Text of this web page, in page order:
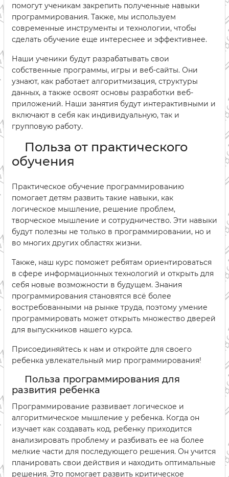
помогут ученикам закрепить полученные навыки
программирования. Также, мы используем
современные инструменты и технологии, чтобы
сделать обучение еще интереснее и эффективнее.
Наши ученики будут разрабатывать свои
собственные программы, игры и веб-сайты. Они
узнают, как работает алгоритмизация, структуры
данных, а также освоят основы разработки веб-
приложений. Наши занятия будут интерактивными и
включают в себя как индивидуальную, так и
групповую работу.
Польза от практического
обучения
Практическое обучение программированию
помогает детям развить такие навыки, как
логическое мышление, решение проблем,
творческое мышление и сотрудничество. Эти навыки
будут полезны не только в программировании, но и
во многих других областях жизни.
Также, наш курс поможет ребятам ориентироваться
в сфере информационных технологий и открыть для
себя новые возможности в будущем. Знания
программирования становятся всё более
востребованными на рынке труда, поэтому умение
программировать может открыть множество дверей
для выпускников нашего курса.
Присоединяйтесь к нам и откройте для своего
ребенка увлекательный мир программирования!
Польза программирования для
развития ребенка
Программирование развивает логическое и
алгоритмическое мышление у ребенка. Когда он
изучает как создавать код, ребенку приходится
анализировать проблему и разбивать ее на более
мелкие части для последующего решения. Он учится
планировать свои действия и находить оптимальные
решения. Это помогает развить критическое